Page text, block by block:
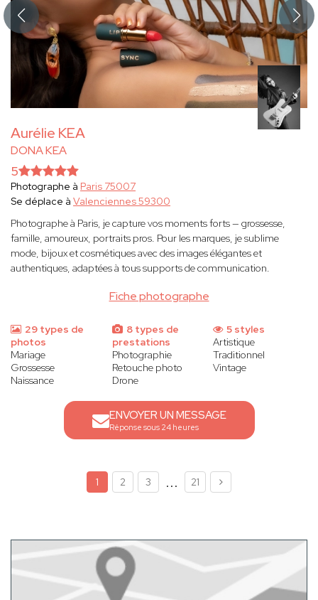
Aurélie KEA
DONA KEA
Fiche photographe
5
Photographe à Paris 75007
Se déplace à Valenciennes 59300
Photographe à Paris, je capture vos moments forts — grossesse,
famille, amoureux, portraits pros. Pour les marques, je sublime
mode, bijoux et cosmétiques avec des images élégantes et
authentiques, adaptées à tous supports de communication.
29 types de
photos
Mariage
Grossesse
Naissance
8 types de
prestations
Photographie
Retouche photo
Drone
5 styles
Artistique
Traditionnel
Vintage
ENVOYER UN MESSAGE
Réponse sous 24 heures
1 2 3 ... 21